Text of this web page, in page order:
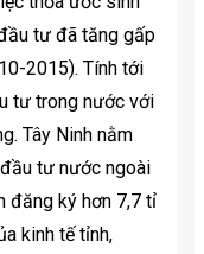
tư đã tăng gấp
2015). Tính tới
tư trong nước với
Tây Ninh nằm
tư nước ngoài
đăng ký hơn 7,7 tỉ
kinh tế tỉnh,